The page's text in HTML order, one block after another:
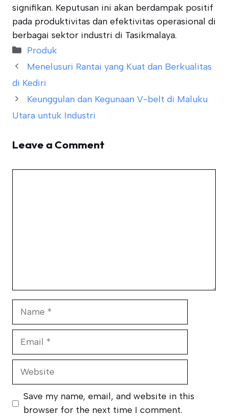
signifikan. Keputusan ini akan berdampak positif
pada produktivitas dan efektivitas operasional di
berbagai sektor industri di Tasikmalaya.
Categories
Produk
Menelusuri Rantai yang Kuat dan Berkualitas
di Kediri
Keunggulan dan Kegunaan V-belt di Maluku
Utara untuk Industri
Leave a Comment
Website
Save my name, email, and website in this
browser for the next time I comment.